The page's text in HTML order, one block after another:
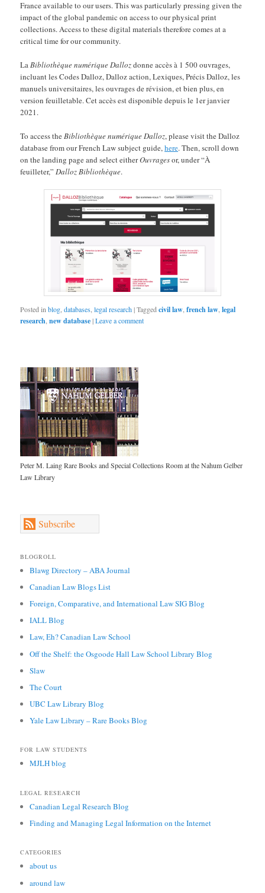
France available to our users. This was particularly pressing given the
impact of the global pandemic on access to our physical print
collections. Access to these digital materials therefore comes at a
critical time for our community.
LaBibliothèque numérique Dallozdonne accès à 1 500 ouvrages,
incluant les Codes Dalloz, Dalloz action, Lexiques, Précis Dalloz, les
manuels universitaires, les ouvrages de révision, et bien plus, en
version feuilletable. Cet accès est disponible depuis le 1er janvier
2021.
To access theBibliothèque numérique Dalloz, please visit the Dalloz
database from our French Law subject guide,here. Then, scroll down
on the landing page and select eitherOuvragesor, under “À
feuilleter,”Dalloz Bibliothèque.
Posted in blog ,databases ,legal research|Tagged civil law ,french law ,legal
research ,new database|Leave a comment
Peter M. Laing Rare Books and Special Collections Room at the Nahum Gelber
Law Library
Subscribe
BLOGROLL
Blawg Directory – ABA Journal
Canadian Law Blogs List
Foreign, Comparative, and International Law SIG Blog
IALL Blog
Law, Eh? Canadian Law School
Off the Shelf: the Osgoode Hall Law School Library Blog
Slaw
The Court
UBC Law Library Blog
Yale Law Library – Rare Books Blog
FOR LAW STUDENTS
MJLH blog
LEGAL RESEARCH
Canadian Legal Research Blog
Finding and Managing Legal Information on the Internet
CATEGORIES
about us
around law